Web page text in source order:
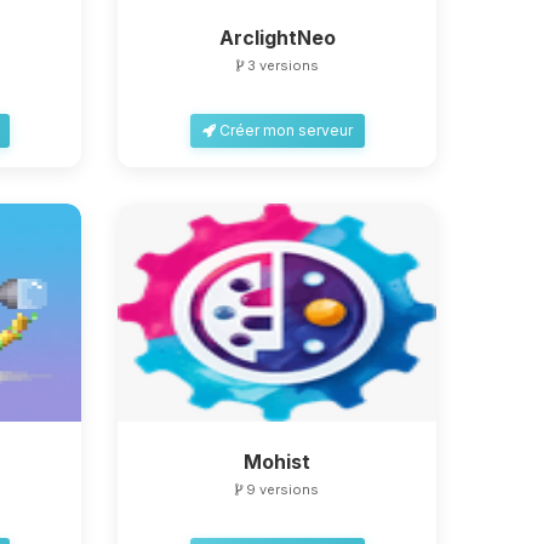
ArclightNeo
3 versions
Créer mon serveur
Mohist
9 versions